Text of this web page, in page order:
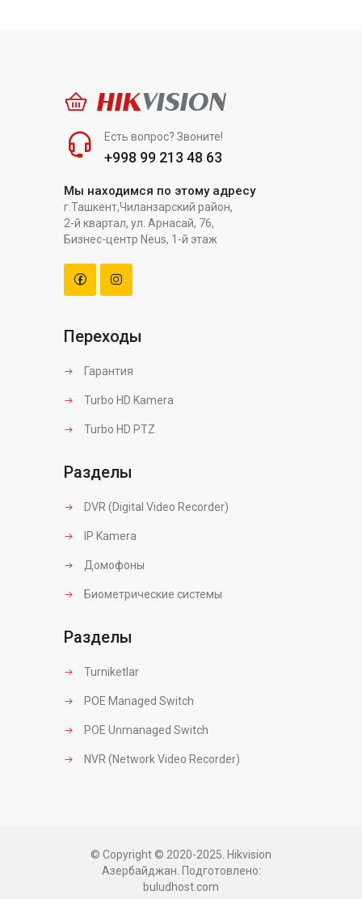
HIKVISION
Есть вопрос? Звоните!
+998 99 213 48 63
Мы находимся по этому адресу
г.Ташкент,Чиланзарский район,
2-й квартал, ул. Арнасай, 76,
Бизнес-центр Neus, 1-й этаж
Переходы
Гарантия
Turbo HD Kamera
Turbo HD PTZ
Разделы
DVR (Digital Video Recorder)
IP Kamera
Домофоны
Биометрические системы
Разделы
Turniketlar
POE Managed Switch
POE Unmanaged Switch
NVR (Network Video Recorder)
© Copyright © 2020-2025. Hikvision
Азербайджан. Подготовлено:
buludhost.com